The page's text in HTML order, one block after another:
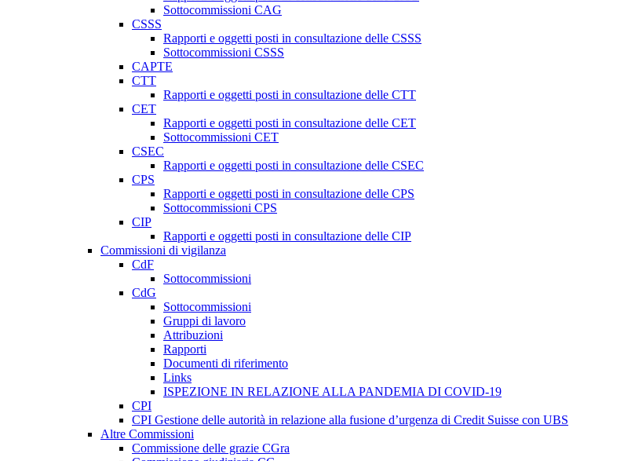
Sottocommissioni CAG
CSSS
Rapporti e oggetti posti in consultazione delle CSSS
Sottocommissioni CSSS
CAPTE
CTT
Rapporti e oggetti posti in consultazione delle CTT
CET
Rapporti e oggetti posti in consultazione delle CET
Sottocommissioni CET
CSEC
Rapporti e oggetti posti in consultazione delle CSEC
CPS
Rapporti e oggetti posti in consultazione delle CPS
Sottocommissioni CPS
CIP
Rapporti e oggetti posti in consultazione delle CIP
Commissioni di vigilanza
CdF
Sottocommissioni
CdG
Sottocommissioni
Gruppi di lavoro
Attribuzioni
Rapporti
Documenti di riferimento
Links
ISPEZIONE IN RELAZIONE ALLA PANDEMIA DI COVID-19
CPI
CPI Gestione delle autorità in relazione alla fusione d’urgenza di Credit Suisse con UBS
Altre Commissioni
Commissione delle grazie CGra